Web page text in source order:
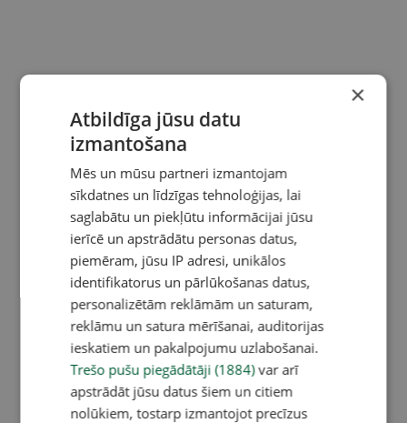
×
Atbildīga jūsu datu
izmantošana
Mēs un mūsu partneri izmantojam
sīkdatnes un līdzīgas tehnoloģijas, lai
saglabātu un piekļūtu informācijai jūsu
ierīcē un apstrādātu personas datus,
piemēram, jūsu IP adresi, unikālos
identifikatorus un pārlūkošanas datus,
personalizētām reklāmām un saturam,
reklāmu un satura mērīšanai, auditorijas
ieskatiem un pakalpojumu uzlabošanai.
Trešo pušu piegādātāji (1884)var arī
apstrādāt jūsu datus šiem un citiem
nolūkiem, tostarp izmantojot precīzus